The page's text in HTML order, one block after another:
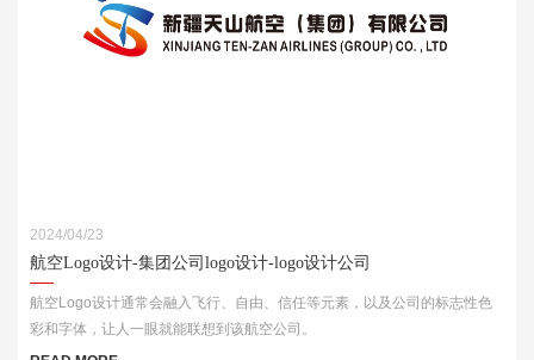
2024/04/23
航空Logo设计-集团公司logo设计-logo设计公司
航空Logo设计通常会融入飞行、自由、信任等元素，以及公司的标志性色
彩和字体，让人一眼就能联想到该航空公司。